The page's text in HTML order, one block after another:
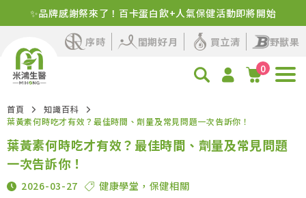
✨品牌感謝祭來了！百卡蛋白飲+人氣保健活動即將開始
序時 閨期好月 買立清
野獸果
0
首頁
知識百科
葉黃素何時吃才有效？最佳時間、劑量及常見問題一次告訴你！
葉黃素何時吃才有效？最佳時間、劑量及常見問題
一次告訴你！
2026-03-27 健康學堂 ， 保健相關